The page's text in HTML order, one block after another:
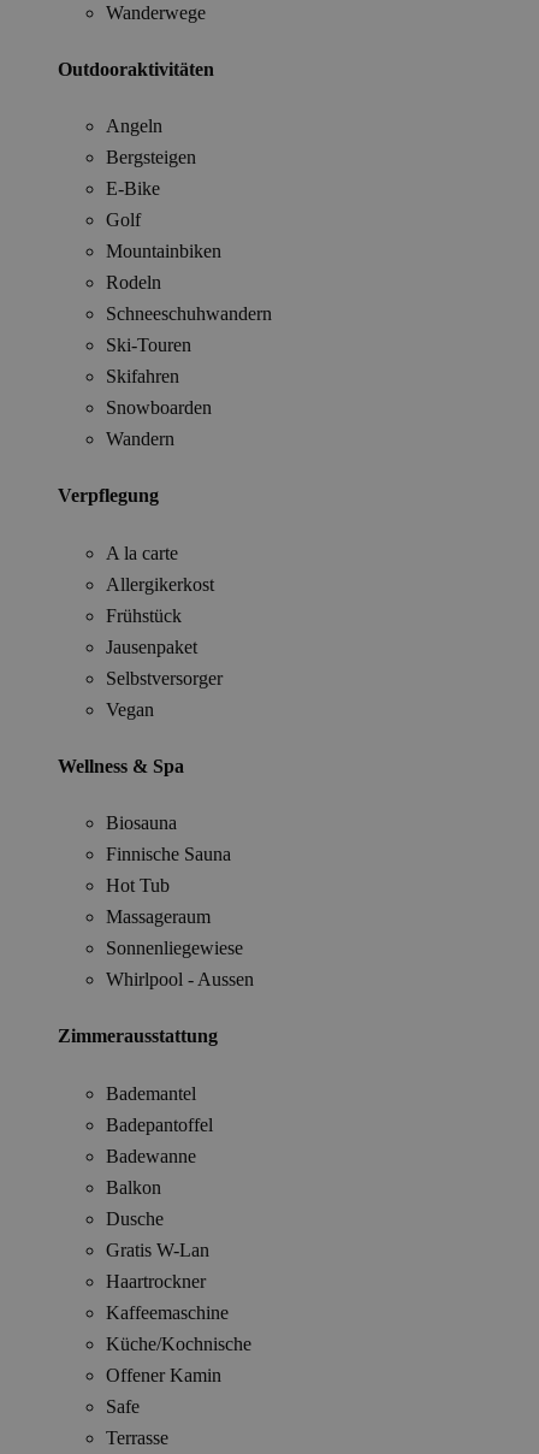
Wanderwege
Outdooraktivitäten
Angeln
Bergsteigen
E-Bike
Golf
Mountainbiken
Rodeln
Schneeschuhwandern
Ski-Touren
Skifahren
Snowboarden
Wandern
Verpflegung
A la carte
Allergikerkost
Frühstück
Jausenpaket
Selbstversorger
Vegan
Wellness & Spa
Biosauna
Finnische Sauna
Hot Tub
Massageraum
Sonnenliegewiese
Whirlpool - Aussen
Zimmerausstattung
Bademantel
Badepantoffel
Badewanne
Balkon
Dusche
Gratis W-Lan
Haartrockner
Kaffeemaschine
Küche/Kochnische
Offener Kamin
Safe
Terrasse